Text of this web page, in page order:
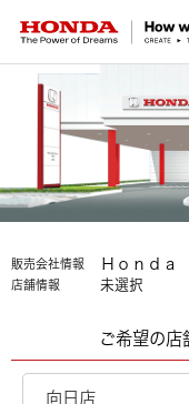
販売会社情報 Ｈｏｎｄ
店舗情報 未選択
ご希望の店
向日店